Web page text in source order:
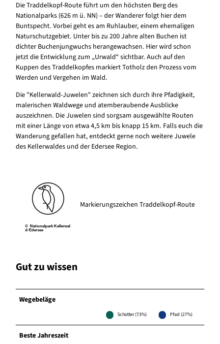
Die Traddelkopf-Route führt um den höchsten Berg des
Nationalparks (626 m ü. NN) – der Wanderer folgt hier dem
Buntspecht. Vorbei geht es am Ruhlauber, einem ehemaligen
Naturschutzgebiet. Unter bis zu 200 Jahre alten Buchen ist
dichter Buchenjungwuchs herangewachsen. Hier wird schon
jetzt die Entwicklung zum „Urwald“ sichtbar. Auch auf den
Kuppen des Traddelkopfes markiert Totholz den Prozess vom
Werden und Vergehen im Wald.
Die "Kellerwald-Juwelen" zeichnen sich durch ihre Pfadigkeit,
malerischen Waldwege und atemberaubende Ausblicke
auszeichnen. Die Juwelen sind sorgsam ausgewählte Routen
mit einer Länge von etwa 4,5 km bis knapp 15 km. Falls euch die
Wanderung gefallen hat, entdeckt gerne noch weitere Juwele
des Kellerwaldes und der Edersee Region.
© Nationalpark Kellerwal
d-Edersee
Markierungszeichen Traddelkopf-Route
Gut zu wissen
Wegebeläge
Schotter (73%) Pfad (27%)
Beste Jahreszeit